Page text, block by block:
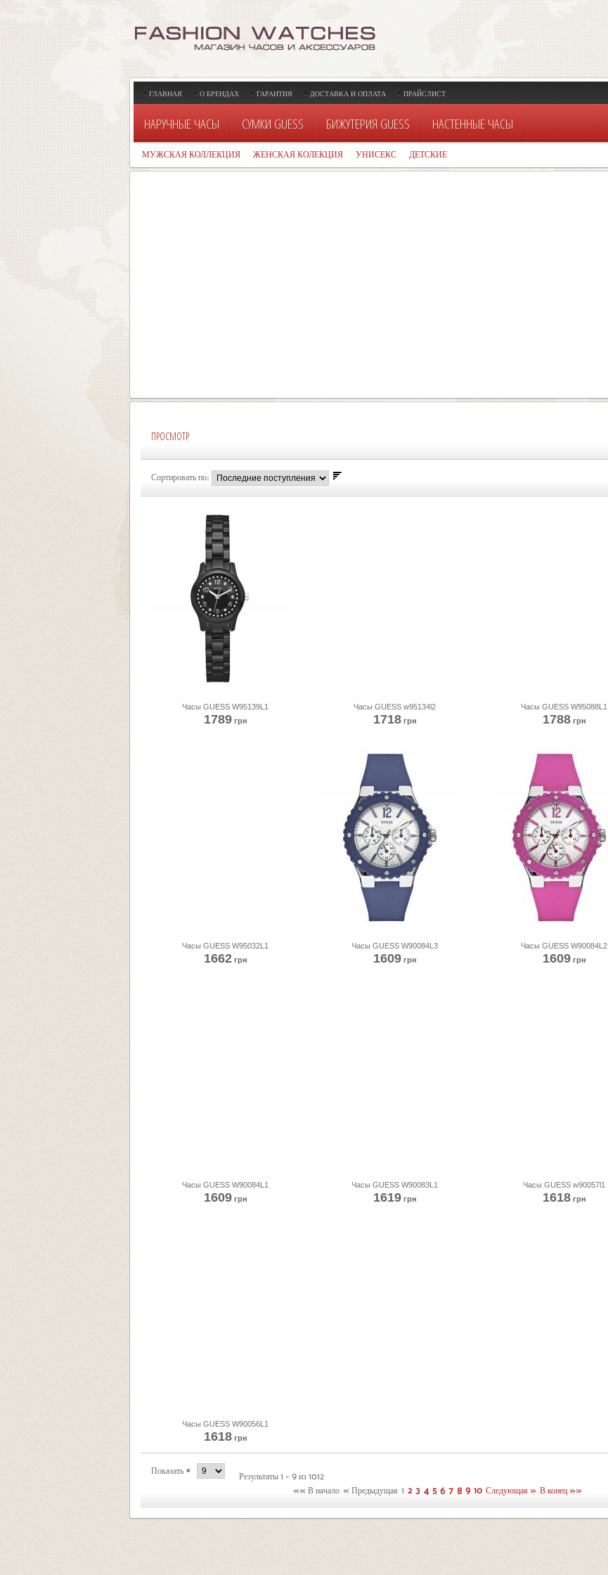
ГЛАВНАЯ О БРЕНДАХ ГАРАНТИЯ ДОСТАВКА И ОПЛАТА ПРАЙСЛИСТ
НАРУЧНЫЕ ЧАСЫ СУМКИ GUESS БИЖУТЕРИЯ GUESS НАСТЕННЫЕ ЧАСЫ
МУЖСКАЯ КОЛЛЕКЦИЯ ЖЕНСКАЯ КОЛЕКЦИЯ УНИСЕКС ДЕТСКИЕ
ПРОСМОТР
Сортировать по:
Часы GUESS W95139L1
1789грн
Часы GUESS w95134l2
1718грн
Часы GUESS W95088L1
1788грн
Часы GUESS W95032L1
1662грн
Часы GUESS W90084L3
1609грн
Часы GUESS W90084L2
1609грн
Часы GUESS W90084L1
1609грн
Часы GUESS W90083L1
1619грн
Часы GUESS w90057l1
1618грн
Часы GUESS W90056L1
1618грн
Показать #
Результаты 1 - 9 из 1012
«« В начало « Предыдущая 1 2 3 4 5 6 7 8 9 10 Следующая » В конец »»